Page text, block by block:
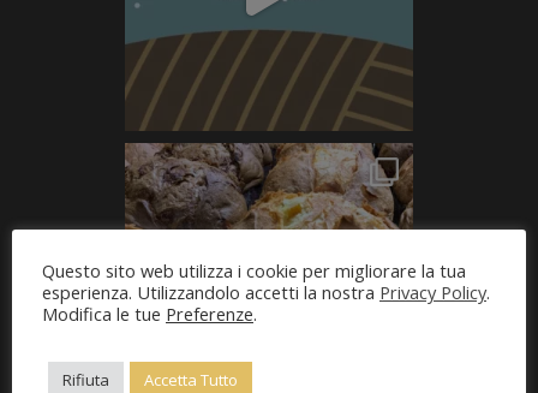
Questo sito web utilizza i cookie per migliorare la tua
esperienza. Utilizzandolo accetti la nostra Privacy Policy.
Modifica le tue Preferenze.
Rifiuta Accetta Tutto